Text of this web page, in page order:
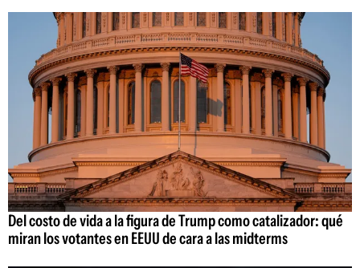
Del costo de vida a la figura de Trump como catalizador: qué
miran los votantes en EEUU de cara a las midterms